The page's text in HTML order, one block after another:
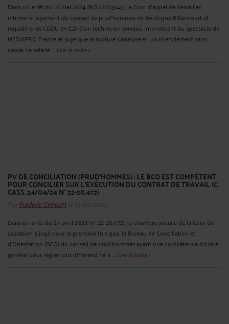
Dans un arrêt du 16 mai 2024 (RG 22/03145), la Cour d’appel de Versailles
infirme le jugement du conseil de prud’hommes de Boulogne Billancourt et
requalifie les CDDU en CDI d’un technicien serveur, intermittent du spectacle de
MEDIAPRO France et juge que la rupture s’analyse en un licenciement sans
cause. Le salarié ... Lire la suite >
PV DE CONCILIATION (PRUD’HOMMES) : LE BCO EST COMPÉTENT
POUR CONCILIER SUR L’EXÉCUTION DU CONTRAT DE TRAVAIL (C.
CASS. 24/04/24 N° 22-20.472)
Par Frédéric CHHUMle 13/06/2024
Dans un arrêt du 24 avril 2024 (n° 22-20.472), la chambre sociale de la Cour de
cassation a jugé pour la première fois que, le Bureau de Conciliation et
d’Orientation (BCO) du conseil de prud’hommes ayant une compétence d’ordre
général pour régler tout différend né à ... Lire la suite >